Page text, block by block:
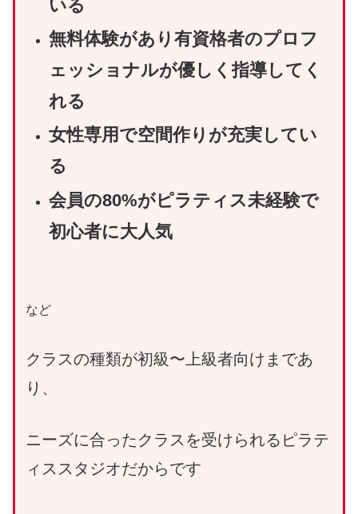
いる
無料体験があり有資格者のプロフ
ェッショナルが優しく指導してく
れる
女性専用で空間作りが充実してい
る
会員の80%がピラティス未経験で
初心者に大人気
など
クラスの種類が初級〜上級者向けまであ
り、
ニーズに合ったクラスを受けられるピラテ
ィススタジオだからです